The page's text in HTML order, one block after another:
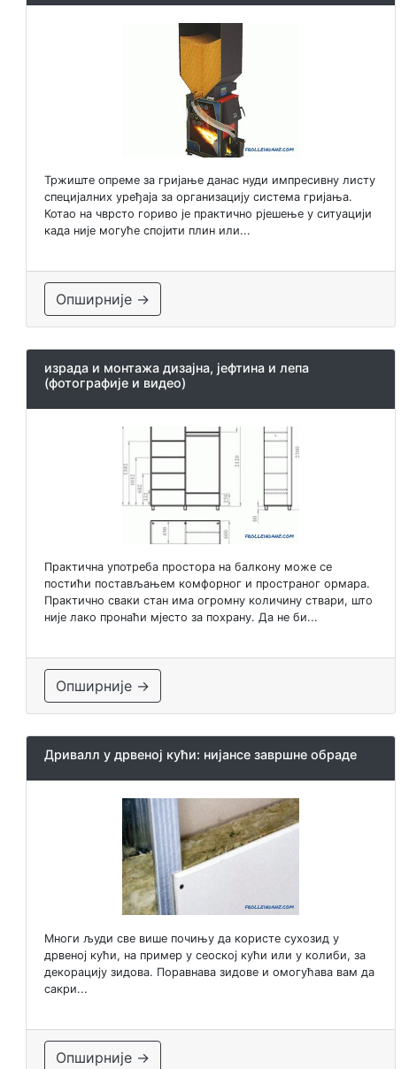
Тржиште опреме за гријање данас нуди импресивну листу
специјалних уређаја за организацију система гријања.
Котао на чврсто гориво је практично рјешење у ситуацији
када није могуће спојити плин или...
Опширније →
израда и монтажа дизајна, јефтина и лепа
(фотографије и видео)
Практична употреба простора на балкону може се
постићи постављањем комфорног и пространог ормара.
Практично сваки стан има огромну количину ствари, што
није лако пронаћи мјесто за похрану. Да не би...
Опширније →
Дривалл у дрвеној кући: нијансе завршне обраде
Многи људи све више почињу да користе сухозид у
дрвеној кући, на пример у сеоској кући или у колиби, за
декорацију зидова. Поравнава зидове и омогућава вам да
сакри...
Опширније →